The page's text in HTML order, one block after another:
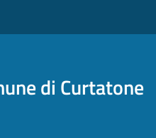
di Curtatone